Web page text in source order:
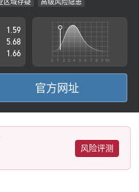
1.59
5.68
1.66
官方网址
风险评测